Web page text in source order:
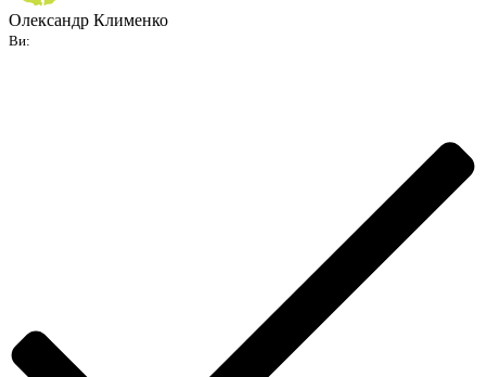
Олександр Клименко
Ви: